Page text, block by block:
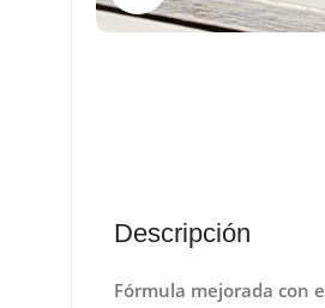
Descripción
Fórmula mejorada con